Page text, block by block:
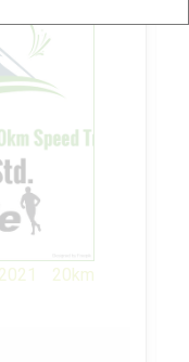
20km